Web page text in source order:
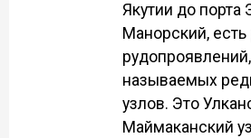
Якутии до порта
Манорский, есть
называемых
узлов. Это
Маймаканский